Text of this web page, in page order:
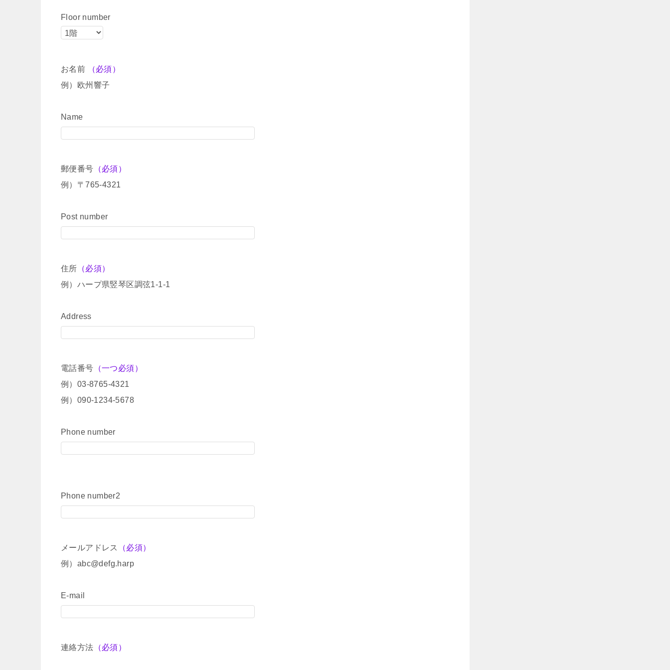
Floor number
お名前
（必須）
例）欧州響子
Name
郵便番号 （必須）
例）〒765-4321
Post number
住所 （必須）
例）ハープ県竪琴区調弦1-1-1
Address
電話番号 （一つ必須）
例）03-8765-4321
例）090-1234-5678
Phone number
Phone number2
メールアドレス
（必須）
例）abc@defg.harp
E-mail
連絡方法 （必須）